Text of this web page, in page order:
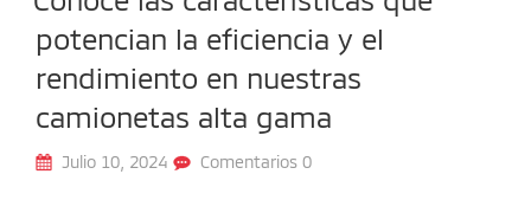
potencian la eficiencia y el
rendimiento en nuestras
camionetas alta gama
Julio 10, 2024 Comentarios 0